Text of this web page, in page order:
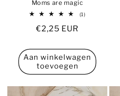
Moms are magic
(1)1
Normale
€2,25 EUR
Aan winkelwagen
toevoegen